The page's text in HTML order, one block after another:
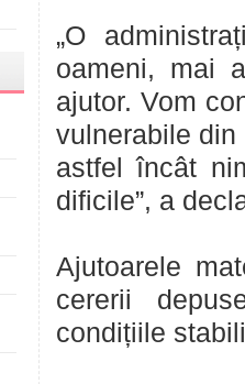
„O
oameni, mai
ajutor. Vom
vulnerabile
astfel încât
dificile”, a
Ajutoarele
cererii
condițiile